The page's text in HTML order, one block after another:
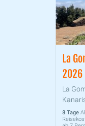
La
2026
La
8 Tage